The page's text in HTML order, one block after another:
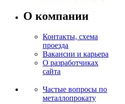
О компании
Контакты, схема
проезда
Вакансии и карьера
О разработчиках
сайта
Частые вопросы по
металлопрокату